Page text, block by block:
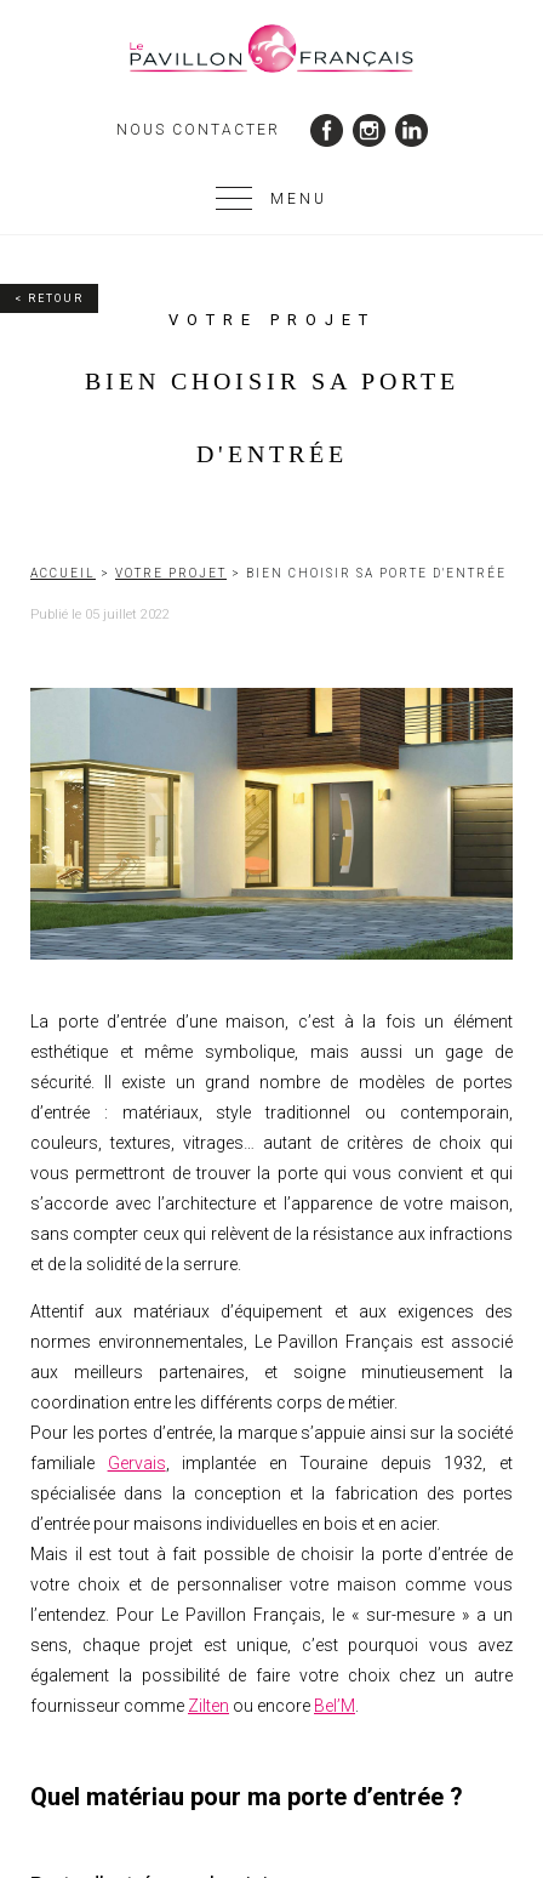
NOUS CONTACTER
MENU
< RETOUR
VOTRE PROJET
BIEN CHOISIR SA PORTE
D'ENTRÉE
ACCUEIL > VOTRE PROJET > BIEN CHOISIR SA PORTE D'ENTRÉE
Publié le 05 juillet 2022
La porte d’entrée d’une maison, c’est à la fois un élément
esthétique et même symbolique, mais aussi un gage de
sécurité. Il existe un grand nombre de modèles de portes
d’entrée : matériaux, style traditionnel ou contemporain,
couleurs, textures, vitrages… autant de critères de choix qui
vous permettront de trouver la porte qui vous convient et qui
s’accorde avec l’architecture et l’apparence de votre maison,
sans compter ceux qui relèvent de la résistance aux infractions
et de la solidité de la serrure.
Attentif aux matériaux d’équipement et aux exigences des
normes environnementales, Le Pavillon Français est associé
aux meilleurs partenaires, et soigne minutieusement la
coordination entre les différents corps de métier.
Pour les portes d’entrée, la marque s’appuie ainsi sur la société
familiale Gervais , implantée en Touraine depuis 1932, et
spécialisée dans la conception et la fabrication des portes
d’entrée pour maisons individuelles en bois et en acier.
Mais il est tout à fait possible de choisir la porte d’entrée de
votre choix et de personnaliser votre maison comme vous
l’entendez. Pour Le Pavillon Français, le « sur-mesure » a un
sens, chaque projet est unique, c’est pourquoi vous avez
également la possibilité de faire votre choix chez un autre
fournisseur comme Zilten ou encore Bel’M
Quel matériau pour ma porte d’entrée ?